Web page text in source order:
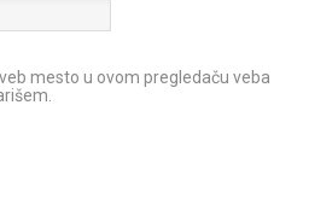
mesto u ovom pregledaču veba